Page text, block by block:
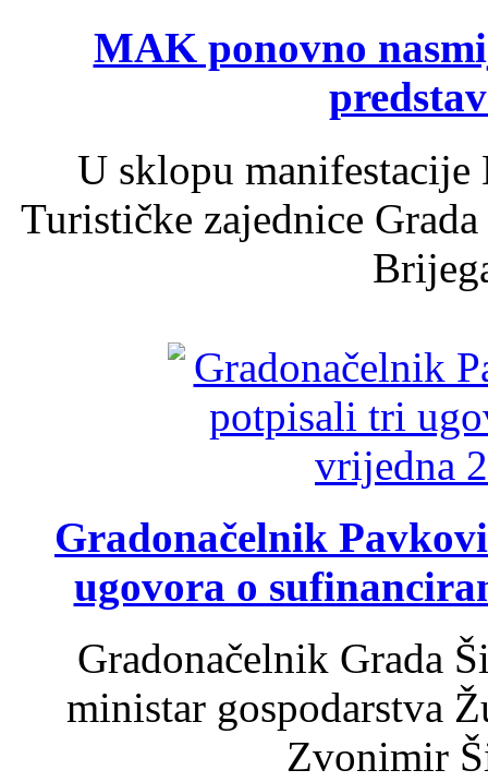
MAK ponovno
U sklopu
Turističke zajednice
Gradonačelnik
ugovora o
Gradonačelnik Grada
ministar gospodarstva
Zvonimir